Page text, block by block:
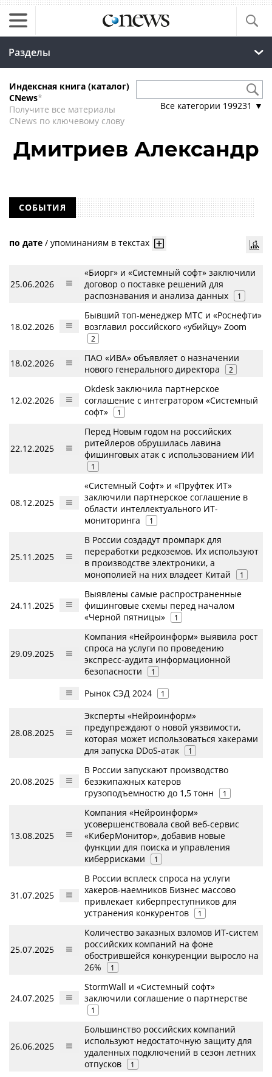
Разделы
Индексная книга (каталог)
CNews*
Получите все материалы
CNews по ключевому слову
Все категории 199231 ▼
Дмитриев Александр
СОБЫТИЯ
по дате / упоминаниям в текстах
25.06.2026
«Биорг» и «Системный софт» заключили
договор о поставке решений для
распознавания и анализа данных
1
18.02.2026
Бывший топ-менеджер МТС и «Роснефти»
возглавил российского «убийцу» Zoom
2
18.02.2026
ПАО «ИВА» объявляет о назначении
нового генерального директора
2
12.02.2026
Okdesk заключила партнерское
соглашение с интегратором «Системный
софт»
1
22.12.2025
Перед Новым годом на российских
ритейлеров обрушилась лавина
фишинговых атак с использованием ИИ
1
08.12.2025
«Системный Софт» и «Пруфтек ИТ»
заключили партнерское соглашение в
области интеллектуального ИТ-
мониторинга
1
25.11.2025
В России создадут промпарк для
переработки редкоземов. Их используют
в производстве электроники, а
монополией на них владеет Китай
1
24.11.2025
Выявлены самые распространенные
фишинговые схемы перед началом
«Черной пятницы»
1
29.09.2025
Компания «Нейроинформ» выявила рост
спроса на услуги по проведению
экспресс-аудита информационной
безопасности
1
Рынок СЭД 2024 1
28.08.2025
Эксперты «Нейроинформ»
предупреждают о новой уязвимости,
которая может использоваться хакерами
для запуска DDoS-атак
1
20.08.2025
В России запускают производство
безэкипажных катеров
грузоподъемностю до 1,5 тонн
1
13.08.2025
Компания «Нейроинформ»
усовершенствовала свой веб-сервис
«КиберМонитор», добавив новые
функции для поиска и управления
киберрисками
1
31.07.2025
В России всплеск спроса на услуги
хакеров-наемников Бизнес массово
привлекает киберпреступников для
устранения конкурентов
1
25.07.2025
Количество заказных взломов ИТ-систем
российских компаний на фоне
обострившейся конкуренции выросло на
26%
1
24.07.2025
StormWall и «Системный софт»
заключили соглашение о партнерстве
1
26.06.2025
Большинство российских компаний
используют недостаточную защиту для
удаленных подключений в сезон летних
отпусков
1